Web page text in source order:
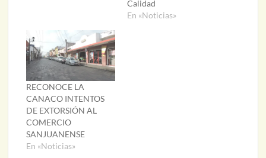
Calidad
En «Noticias»
RECONOCE LA
CANACO INTENTOS
DE EXTORSIÓN AL
COMERCIO
SANJUANENSE
En «Noticias»